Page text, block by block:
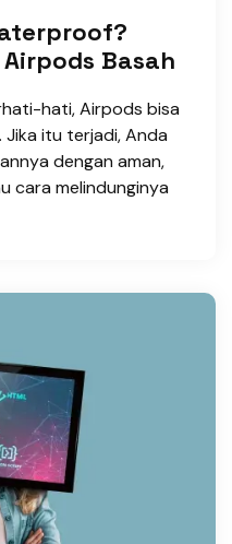
Basah
hati, Airpods bisa
itu terjadi, Anda
dengan aman,
cara melindunginya